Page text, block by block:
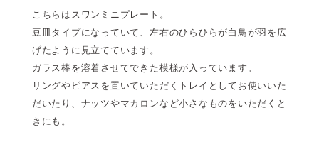
こちらはスワンミニプレート。
豆皿タイプになっていて、左右のひらひらが白鳥が羽を広
げたように見立てています。
ガラス棒を溶着させてできた模様が入っています。
リングやピアスを置いていただくトレイとしてお使いいた
だいたり、ナッツやマカロンなど小さなものをいただくと
きにも。